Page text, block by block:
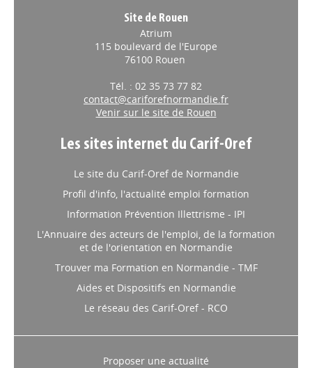
Site de Rouen
Atrium
115 boulevard de l'Europe
76100 Rouen
Tél. : 02 35 73 77 82
contact@cariforefnormandie.fr
Venir sur le site de Rouen
Les sites internet du Carif-Oref
Le site du Carif-Oref de Normandie
Profil d'info, l'actualité emploi formation
Information Prévention Illettrisme - IPI
L'Annuaire des acteurs de l'emploi, de la formation
et de l'orientation en Normandie
Trouver ma Formation en Normandie - TMF
Aides et Dispositifs en Normandie
Le réseau des Carif-Oref - RCO
Proposer une actualité